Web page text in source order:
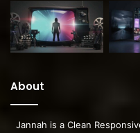
About
Jannah is a Clean